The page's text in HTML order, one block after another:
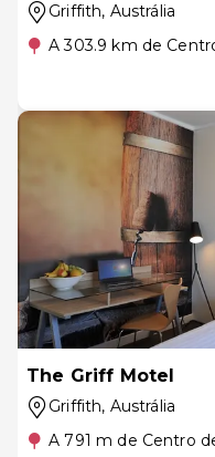
Griffith, Austrália
A 303.9 km de
The Griff Motel
Griffith, Austrália
A 791 m de Centro